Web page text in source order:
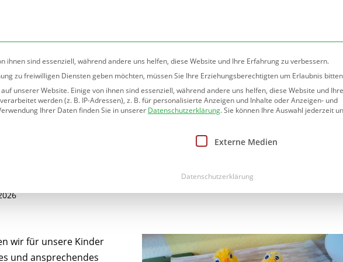
Ausrichtung Informationen Angebote Betreuung
2026
wir für unsere Kinder
und ansprechendes
ihnen sind essenziell, während andere uns helfen, diese Website und Ihre Erfahrung zu verbessern.
zu freiwilligen Diensten geben möchten, müssen Sie Ihre Erziehungsberechtigten um Erlaubnis
unserer Website. Einige von ihnen sind essenziell, während andere uns helfen, diese Website und
werden (z. B. IP-Adressen), z. B. für personalisierte Anzeigen und Inhalte oder Anzeigen- und
Ihrer Daten finden Sie in unserer Datenschutzerklärung.Sie können Ihre Auswahl jederzeit
für die eine Einwilligung erteilt werden kann. Die erste Service-Gruppe ist
Externe Medien
Datenschutzerklärung